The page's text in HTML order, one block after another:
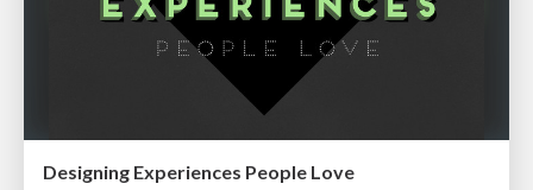
Designing Experiences People Love